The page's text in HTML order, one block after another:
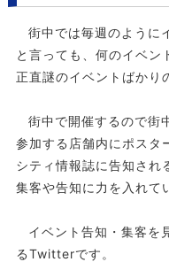
街中では毎週のように
と言っても、何のイベン
正直謎のイベントばかり
街中で開催するので街
参加する店舗内にポスタ
シティ情報誌に告知され
集客や告知に力を入れて
イベント告知・集客を
るTwitterです。